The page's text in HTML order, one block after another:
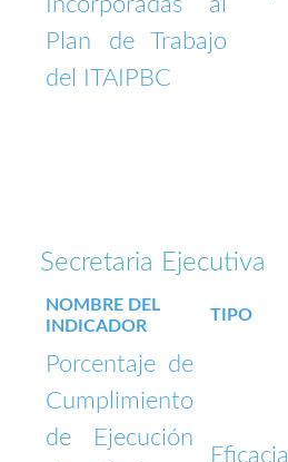
Plan de Trabajo
del ITAIPBC
Secretaria Ejecutiva
NOMBRE DEL
INDICADOR
TIPO
Porcentaje de
Cumplimiento
de Ejecución
Eficacia